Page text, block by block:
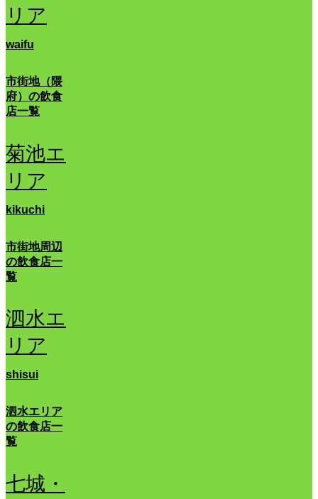
リア
waifu
市街地（隈
府）の飲食
店一覧
菊池エ
リア
kikuchi
市街地周辺
の飲食店一
覧
泗水エ
リア
shisui
泗水エリア
の飲食店一
覧
七城・